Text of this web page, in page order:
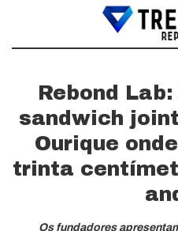
Rebond
sandwich
Ourique
trinta
Os fundadores